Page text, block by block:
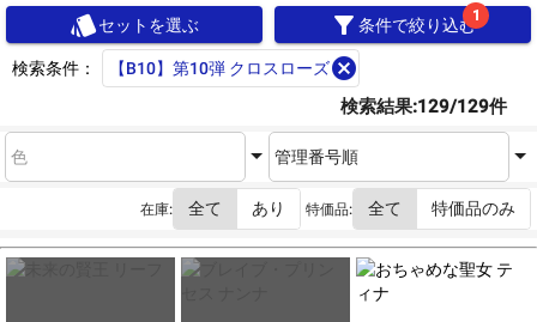
styleセットを選ぶ filter_alt 条件で絞り込む1
検索条件： 【B10】第10弾 クロスローズcancel
検索結果:129/129件
色 管理番号順
在庫: 全て あり 特価品: 全て 特価品のみ